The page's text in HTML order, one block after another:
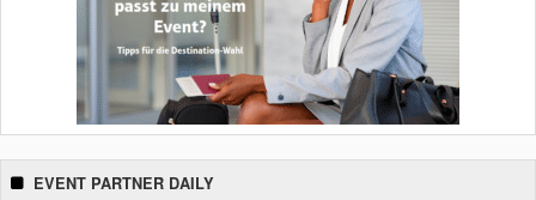
EVENT PARTNER DAILY